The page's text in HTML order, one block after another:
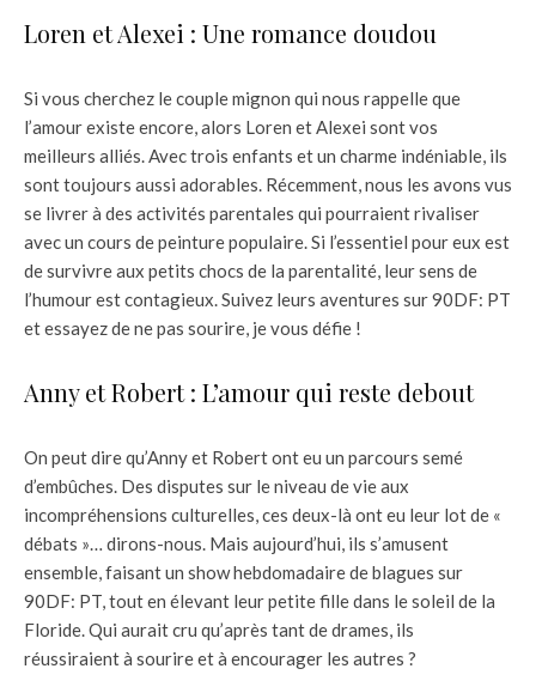
Loren et Alexei : Une romance doudou
Si vous cherchez le couple mignon qui nous rappelle que
l’amour existe encore, alors Loren et Alexei sont vos
meilleurs alliés. Avec trois enfants et un charme indéniable, ils
sont toujours aussi adorables. Récemment, nous les avons vus
se livrer à des activités parentales qui pourraient rivaliser
avec un cours de peinture populaire. Si l’essentiel pour eux est
de survivre aux petits chocs de la parentalité, leur sens de
l’humour est contagieux. Suivez leurs aventures sur 90DF: PT
et essayez de ne pas sourire, je vous défie !
Anny et Robert : L’amour qui reste debout
On peut dire qu’Anny et Robert ont eu un parcours semé
d’embûches. Des disputes sur le niveau de vie aux
incompréhensions culturelles, ces deux-là ont eu leur lot de «
débats »… dirons-nous. Mais aujourd’hui, ils s’amusent
ensemble, faisant un show hebdomadaire de blagues sur
90DF: PT, tout en élevant leur petite fille dans le soleil de la
Floride. Qui aurait cru qu’après tant de drames, ils
réussiraient à sourire et à encourager les autres ?